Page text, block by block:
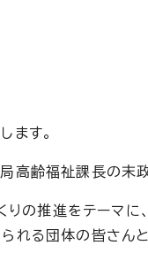
ます。
高齢福祉課長の末
くりの推進をテー
れる団体の皆さん